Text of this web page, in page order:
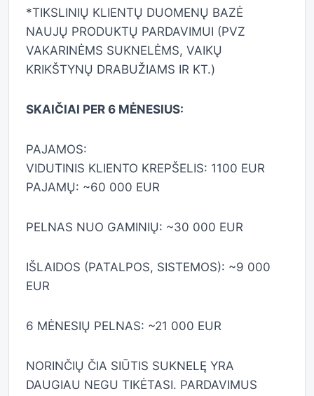
*TIKSLINIŲ KLIENTŲ DUOMENŲ BAZĖ
NAUJŲ PRODUKTŲ PARDAVIMUI (PVZ
VAKARINĖMS SUKNELĖMS, VAIKŲ
KRIKŠTYNŲ DRABUŽIAMS IR KT.)
SKAIČIAI PER 6 MĖNESIUS:
PAJAMOS:
VIDUTINIS KLIENTO KREPŠELIS: 1100 EUR
PAJAMŲ: ~60 000 EUR
PELNAS NUO GAMINIŲ: ~30 000 EUR
IŠLAIDOS (PATALPOS, SISTEMOS): ~9 000
EUR
6 MĖNESIŲ PELNAS: ~21 000 EUR
NORINČIŲ ČIA SIŪTIS SUKNELĘ YRA
DAUGIAU NEGU TIKĖTASI. PARDAVIMUS